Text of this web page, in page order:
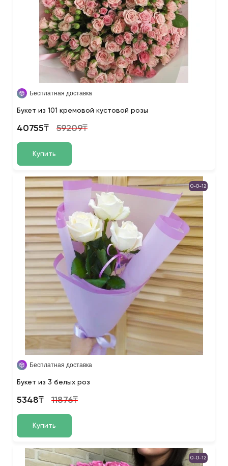
Бесплатная доставка
Букет из 101 кремовой кустовой розы
40755₸ 59209₸
Купить
0-0-12
Бесплатная доставка
Букет из 3 белых роз
5348₸ 11876₸
Купить
0-0-12